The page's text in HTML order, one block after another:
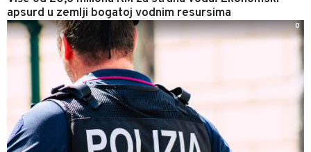
apsurd u zemlji bogatoj vodnim resursima
0